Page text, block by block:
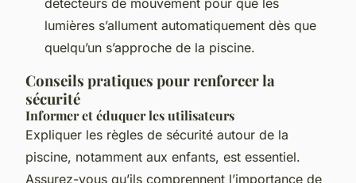
détecteurs de mouvement pour que les
lumières s’allument automatiquement dès que
quelqu’un s’approche de la piscine.
Conseils pratiques pour renforcer la
sécurité
Informer et éduquer les utilisateurs
Expliquer les règles de sécurité autour de la
piscine, notamment aux enfants, est essentiel.
Assurez-vous qu’ils comprennent l’importance de